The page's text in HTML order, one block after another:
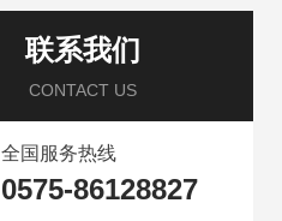
联系我们
CONTACT US
全国服务热线
0575-86128827